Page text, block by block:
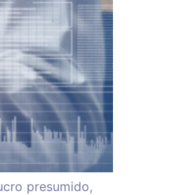
presumido,